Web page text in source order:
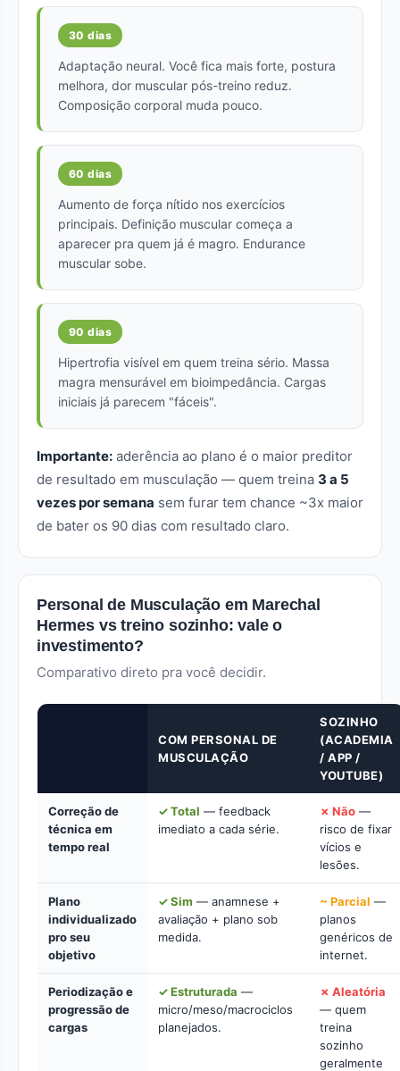
30 dias
Adaptação neural. Você fica mais forte, postura
melhora, dor muscular pós-treino reduz.
Composição corporal muda pouco.
60 dias
Aumento de força nítido nos exercícios
principais. Definição muscular começa a
aparecer pra quem já é magro. Endurance
muscular sobe.
90 dias
Hipertrofia visível em quem treina sério. Massa
magra mensurável em bioimpedância. Cargas
iniciais já parecem "fáceis".
Importante: aderência ao plano é o maior preditor
de resultado em musculação — quem treina 3 a 5
vezes por semana sem furar tem chance ~3x maior
de bater os 90 dias com resultado claro.
Personal de Musculação em Marechal
Hermes vs treino sozinho: vale o
investimento?
Comparativo direto pra você decidir.
COM PERSONAL DE
MUSCULAÇÃO
SOZINHO
(ACADEMIA
/ APP /
YOUTUBE)
Correção de
técnica em
tempo real
✓ Total — feedback
imediato a cada série.
✗ Não —
risco de fixar
vícios e
lesões.
Plano
individualizado
pro seu
objetivo
✓ Sim — anamnese +
avaliação + plano sob
medida.
~ Parcial —
planos
genéricos de
internet.
Periodização e
progressão de
cargas
✓ Estruturada —
micro/meso/macrociclos
planejados.
✗ Aleatória
— quem
treina
sozinho
geralmente